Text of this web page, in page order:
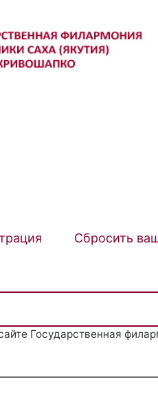
Сбросить
Государственная